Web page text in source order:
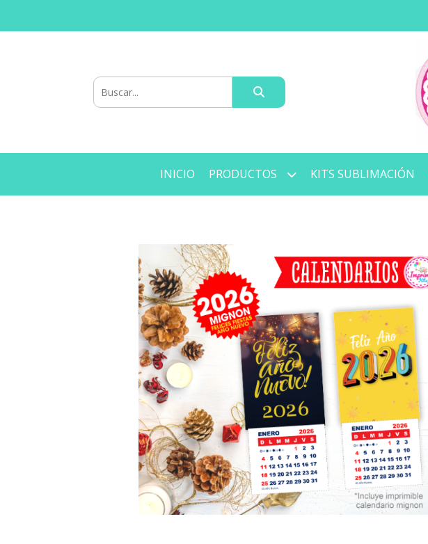
INICIO PRODUCTOS KITS SUBLIMACIÓN